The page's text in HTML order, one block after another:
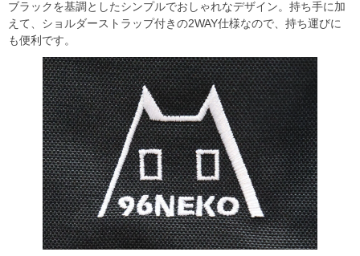
ブラックを基調としたシンプルでおしゃれなデザイン。持ち手に加
えて、ショルダーストラップ付きの2WAY仕様なので、持ち運びに
も便利です。